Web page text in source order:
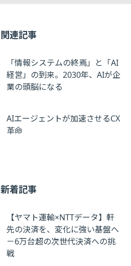
関連記事
「情報システムの終焉」と「AI
経営」の到来。2030年、AIが企
業の頭脳になる
AIエージェントが加速させるCX
革命
新着記事
【ヤマト運輸×NTTデータ】軒
先の決済を、変化に強い基盤へ
－6万台超の次世代決済への挑
戦